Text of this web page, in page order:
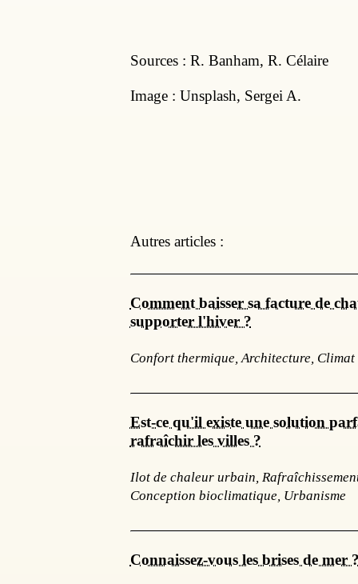
Sources : R. Banham, R. Célaire
Image : Unsplash, Sergei A.
Autres articles :
Comment baisser sa facture de
supporter l'hiver ?
Confort thermique, Architecture, Climat
Est-ce qu'il existe une solution
rafraîchir les villes ?
Ilot de chaleur urbain,
Conception bioclimatique, Urbanisme
Connaissez-vous les brises de mer